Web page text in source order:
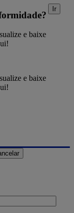
e baixe
e baixe
Ir